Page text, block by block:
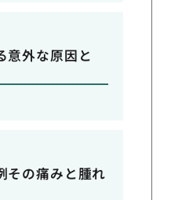
意外な原因と
その痛みと腫れ